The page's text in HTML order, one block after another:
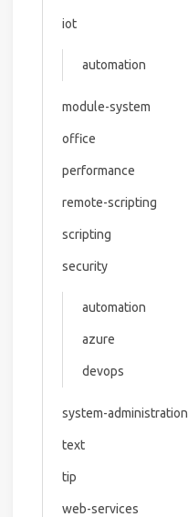
iot
automation
module-system
office
performance
remote-scripting
scripting
security
automation
azure
devops
system-administration
text
tip
web-services